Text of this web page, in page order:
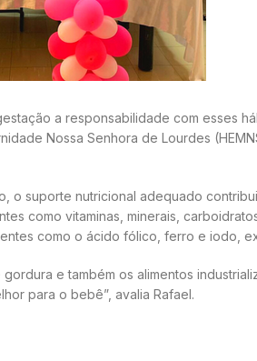
a responsabilidade com esses
Nossa Senhora de Lourdes
o suporte nutricional adequado
como vitaminas, minerais,
como o ácido fólico, ferro e iodo,
e também os alimentos
para o bebê”, avalia Rafael.